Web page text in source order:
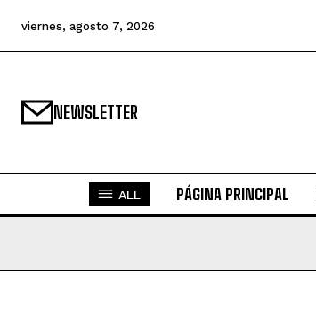
viernes, agosto 7, 2026
NEWSLETTER
ALL PÁGINA PRINCIPAL